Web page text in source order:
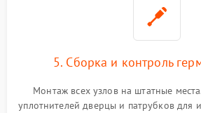
5. Сборка и контроль
Монтаж всех узлов на штатные
уплотнителей дверцы и патрубков для